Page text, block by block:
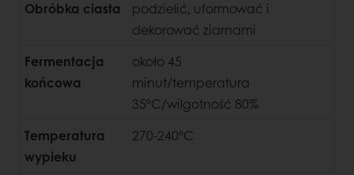
Obróbka ciasta
podzielić, uformować i
dekorować ziarnami
Fermentacja
końcowa
około 45
minut/temperatura
35ºC/wilgotność 80%
Temperatura
wypieku
270-240ºC